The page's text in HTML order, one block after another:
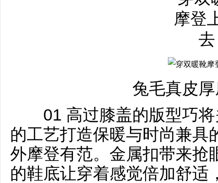
兔毛真皮
01 高过膝盖的版型巧将
的工艺打造保暖与时尚兼具
外摩登有范。金属扣带来抢
的鞋底让穿着感觉倍加舒适